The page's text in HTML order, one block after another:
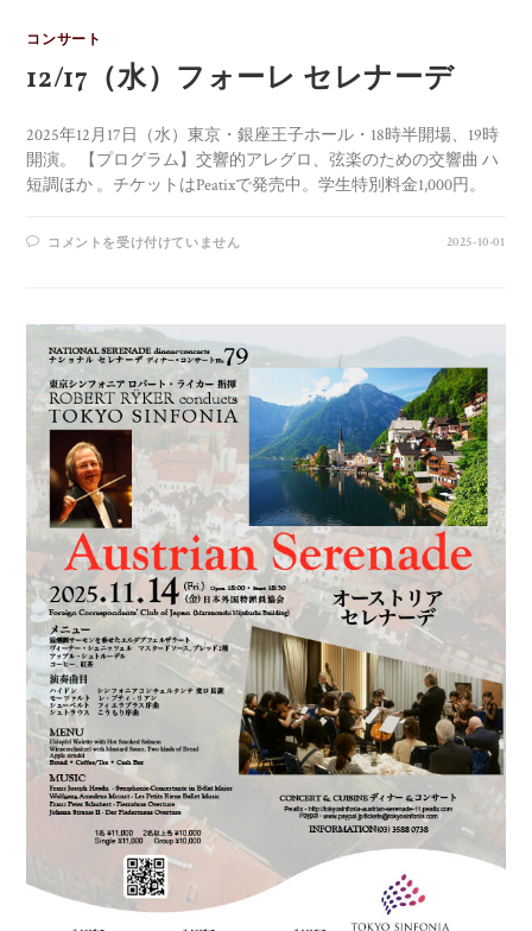
コンサート
12/17（水）フォーレ セレナーデ
2025年12月17日（水）東京・銀座王子ホール・18時半開場、19時
開演。 【プログラム】交響的アレグロ、弦楽のための交響曲 ハ
短調ほか 。チケットはPeatixで発売中。学生特別料金1,000円。
コメントを受け付けていません 2025-10-01